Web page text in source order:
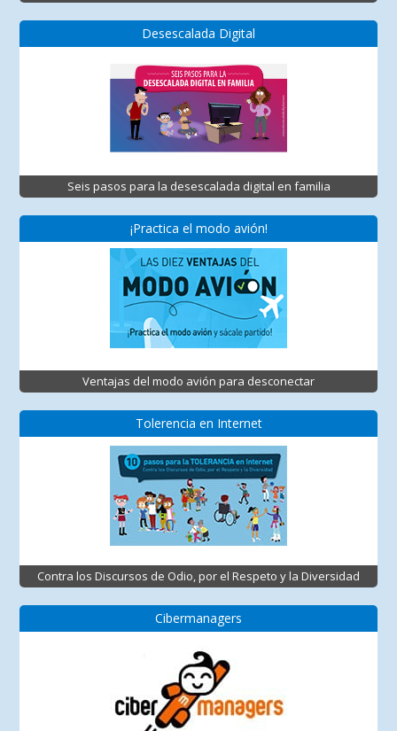
Desescalada Digital
Seis pasos para la desescalada digital en familia
¡Practica el modo avión!
Ventajas del modo avión para desconectar
Tolerencia en Internet
Contra los Discursos de Odio, por el Respeto y la Diversidad
Cibermanagers